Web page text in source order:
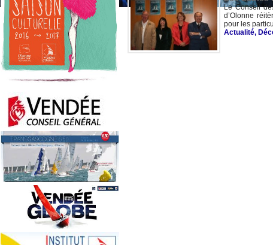
Le Conseil
d’Olonne
pour les
Actualité,